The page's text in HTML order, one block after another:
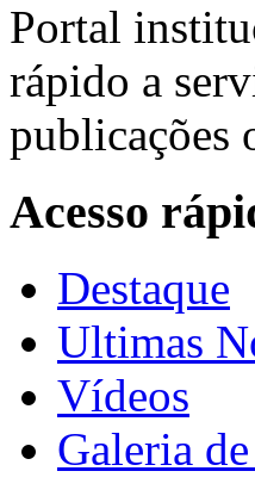
Portal
rápido a
publicações
Acesso
Destaque
Ultimas
Vídeos
Galeria